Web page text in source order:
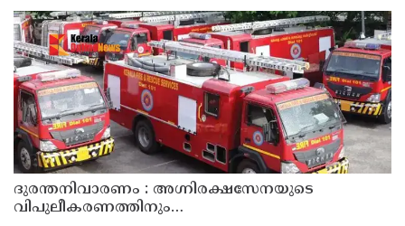
നാഷണല്‍ ടെസ്റ്റിംഗ് ഏജന്‍സി (എന്‍ടിഎ) വിദഗ്
ദുരന്തനിവാരണം : അഗ്നിരക്ഷസേനയുടെ
വിപുലീകരണത്തിനും